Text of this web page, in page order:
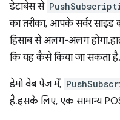
डेटाबेस से
का तरीका, आपके सर्वर
हिसाब से अलग-अलग होगा.
कि यह कैसे किया जा सकता है.
डेमो वेब पेज में,
है. इसके लिए, एक सामान्य